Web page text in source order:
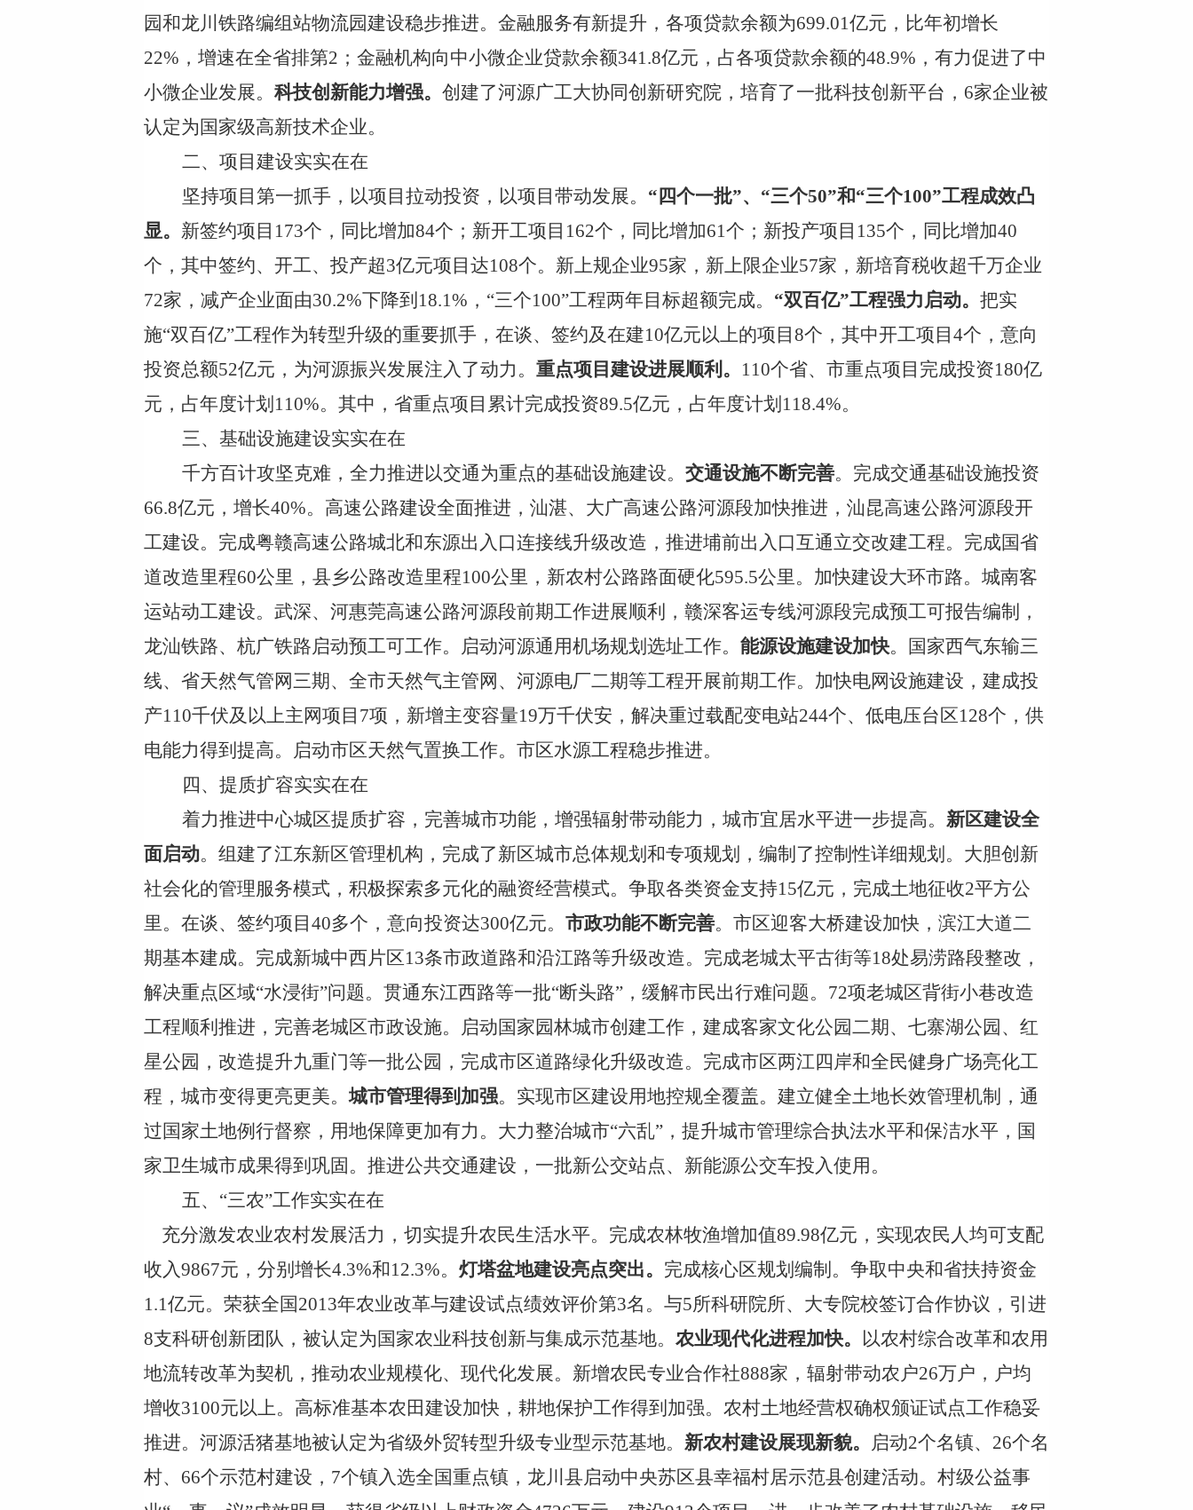
园和龙川铁路编组站物流园建设稳步推进。金融服务有新提升，各项贷款余额为699.01亿元，比年初增长
22%，增速在全省排第2；金融机构向中小微企业贷款余额341.8亿元，占各项贷款余额的48.9%，有力促进了中
小微企业发展。 科技创新能力增强。 创建了河源广工大协同创新研究院，培育了一批科技创新平台， 6家企业被
认定为国家级高新技术企业。
二、项目建设实实在在
坚持项目第一抓手，以项目拉动投资，以项目带动发展。 “四个一批”、“三个50”和“三个100”工程成效凸
显。 新签约项目 173个，同比增加84个；新开工项目162个，同比增加61个；新投产项目135个，同比增加40
个，其中签约、开工、投产超3亿元项目达108个。新上规企业95家，新上限企业57家，新培育税收超千万企业
72家，减产企业面由30.2%下降到18.1%，“三个100”工程两年目标超额完成。 “双百亿”工程强力启动。 把实
施“双百亿”工程作为转型升级的重要抓手，在谈、签约及在建10亿元以上的项目8个，其中开工项目4个，意向
投资总额52亿元，为河源振兴发展注入了动力。 重点项目建设进展顺利。 110个省、市重点项目完成投资180亿
元，占年度计划110%。其中，省重点项目累计完成投资89.5亿元，占年度计划118.4%。
三、基础设施建设实实在在
千方百计攻坚克难，全力推进以交通为重点的基础设施建设。 交通设施不断完善。完成交通基础设施投资
66.8亿元，增长40%。高速公路建设全面推进，汕湛、大广高速公路河源段加快推进，汕昆高速公路河源段开
工建设。完成粤赣高速公路城北和东源出入口连接线升级改造，推进埔前出入口互通立交改建工程。完成国省
道改造里程60公里，县乡公路改造里程100公里，新农村公路路面硬化595.5公里。加快建设大环市路。城南客
运站动工建设。武深、河惠莞高速公路河源段前期工作进展顺利，赣深客运专线河源段完成预工可报告编制，
龙汕铁路、杭广铁路启动预工可工作。启动河源通用机场规划选址工作。 能源设施建设加快。国家西气东输三
线、省天然气管网三期、全市天然气主管网、河源电厂二期等工程开展前期工作。加快电网设施建设，建成投
产110千伏及以上主网项目7项，新增主变容量19万千伏安，解决重过载配变电站244个、低电压台区128个，供
电能力得到提高。启动市区天然气置换工作。市区水源工程稳步推进。
四、提质扩容实实在在
着力推进中心城区提质扩容，完善城市功能，增强辐射带动能力，城市宜居水平进一步提高。 新区建设全
面启动。组建了江东新区管理机构，完成了新区城市总体规划和专项规划，编制了控制性详细规划。大胆创新
社会化的管理服务模式，积极探索多元化的融资经营模式。争取各类资金支持15亿元，完成土地征收2平方公
里。在谈、签约项目40多个 ， 意向投资达300亿元。 市政功能不断完善。市区迎客大桥建设加快，滨江大道二
期基本建成。完成新城中西片区13条市政道路和沿江路等升级改造。完成老城太平古街等18处易涝路段整改，
解决重点区域“水浸街”问题。贯通东江西路等一批“断头路”，缓解市民出行难问题。72项老城区背街小巷改造
工程顺利推进， 完善老城区市政设施。启动国家园林城市创建工作，建成客家文化公园二期、七寨湖公园、红
星公园，改造提升九重门等一批公园，完成市区道路绿化升级改造。完成市区两江四岸和全民健身广场亮化工
程，城市变得更亮更美。城市管理得到加强。实现市区建设用地控规全覆盖。建立健全土地长效管理机制，通
过国家土地例行督察，用地保障更加有力。大力整治城市“六乱”，提升城市管理综合执法水平和保洁水平，国
家卫生城市成果得到巩固。推进公共交通建设，一批新公交站点、 新能源公交车投入使用 。
五、 “三农”工作实实在在
充分激发农业农村发展活力，切实提升农民生活水平。完成农林牧渔增加值89.98亿元，实现农民人均可支配
收入9867元，分别增长4.3%和12.3%。 灯塔盆地建设亮点突出。 完成核心区规划编制。争取中央和省扶持资金
1.1亿元。荣获全国2013年农业改革与建设试点绩效评价第3名。与5所科研院所、大专院校签订合作协议，引进
8支科研创新团队 ，被认定为国家农业科技创新与集成示范基地。 农业现代化进程加快。
以农村综合改革和农用
地流转改革为契机，推动农业规模化、现代化发展。新增农民专业合作社888家 ，辐射带动农户26万户，户均
增收3100元以上。高标准基本农田建设加快，耕地保护工作得到加强。农村土地经营权确权颁证试点工作稳妥
推进。河源活猪基地被认定为省级外贸转型升级专业型示范基地。 新农村建设展现新貌。 启动2个名镇、26个名
村、66个示范村建设，7个镇入选全国重点镇，龙川县启动中央苏区县幸福村居示范县创建活动。村级公益事